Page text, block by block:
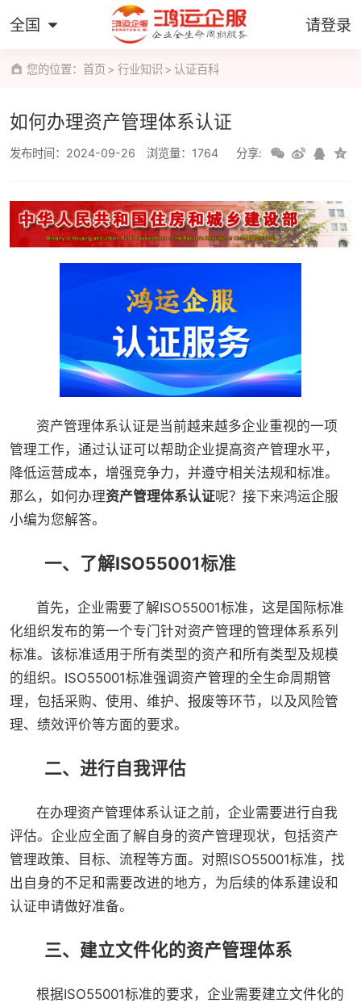
全国 请登录
您的位置：首页 行业知识 认证百科
如何办理资产管理体系认证
发布时间：2024-09-26 浏览量：1764 分享:
资产管理体系认证是当前越来越多企业重视的一项
管理工作，通过认证可以帮助企业提高资产管理水平，
降低运营成本，增强竞争力，并遵守相关法规和标准。
那么，如何办理资产管理体系认证呢？接下来鸿运企服
小编为您解答。
一、了解ISO55001标准
首先，企业需要了解ISO55001标准，这是国际标准
化组织发布的第一个专门针对资产管理的管理体系系列
标准。该标准适用于所有类型的资产和所有类型及规模
的组织。ISO55001标准强调资产管理的全生命周期管
理，包括采购、使用、维护、报废等环节，以及风险管
理、绩效评价等方面的要求。
二、进行自我评估
在办理资产管理体系认证之前，企业需要进行自我
评估。企业应全面了解自身的资产管理现状，包括资产
管理政策、目标、流程等方面。对照ISO55001标准，找
出自身的不足和需要改进的地方，为后续的体系建设和
认证申请做好准备。
三、建立文件化的资产管理体系
根据ISO55001标准的要求，企业需要建立文件化的